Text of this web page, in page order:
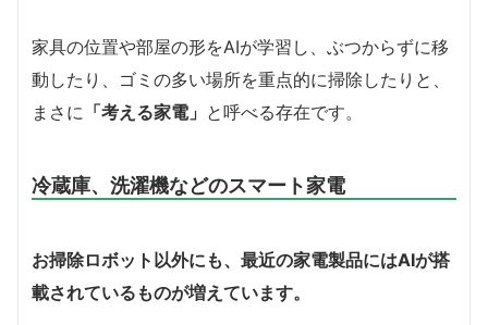
家具の位置や部屋の形をAIが学習し、ぶつからずに移
動したり、ゴミの多い場所を重点的に掃除したりと、
まさに 「考える家電」 と呼べる存在です。
冷蔵庫、洗濯機などのスマート家電
お掃除ロボット以外にも、最近の家電製品にはAIが搭
載されているものが増えています。